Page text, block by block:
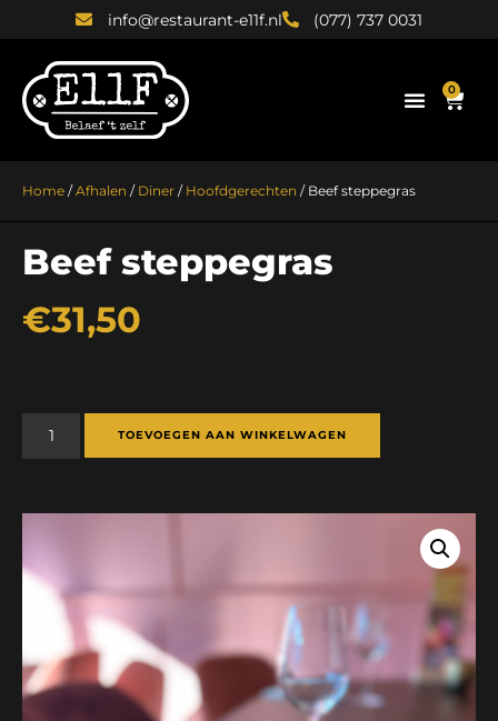
info@restaurant-e11f.nl (077) 737 0031
0
Home /Afhalen / Diner / Hoofdgerechten / Beef steppegras
Beef steppegras
€31,50
TOEVOEGEN AAN WINKELWAGEN